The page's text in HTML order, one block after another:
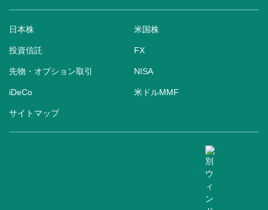
日本株 米国株
投資信託 FX
先物・オプション取引 NISA
iDeCo 米ドルMMF
サイトマップ